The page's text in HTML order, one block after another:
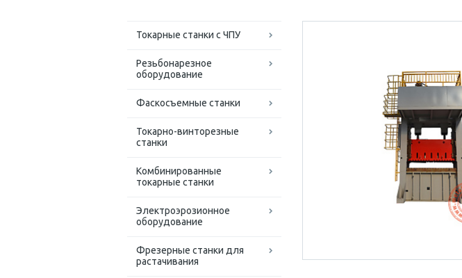
Токарные станки с ЧПУ
Резьбонарезное
оборудование
Фаскосъемные станки
Токарно-винторезные
станки
Комбинированные
токарные станки
Электроэрозионное
оборудование
Фрезерные станки для
растачивания